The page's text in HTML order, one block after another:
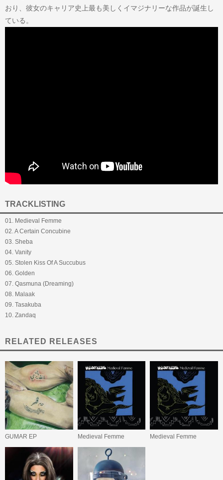
おり、彼女のキャリア史上最も美しくイマジナリーな作品が誕生し
ている。
TRACKLISTING
01. Medieval Femme
02. A Certain Concubine
03. Sheba
04. Vanity
05. Stolen Kiss Of A Succubus
06. Golden
07. Qasmuna (Dreaming)
08. Malaak
09. Tasakuba
10. Zandaq
RELATED RELEASES
GUMAR EP Medieval Femme Medieval Femme